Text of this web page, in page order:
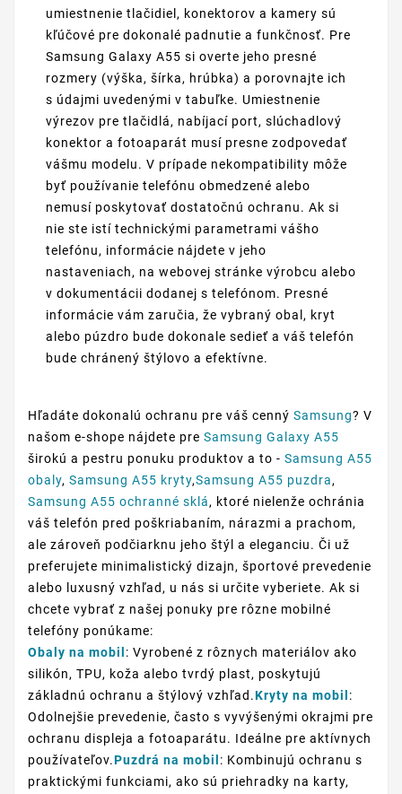
umiestnenie tlačidiel, konektorov a kamery sú
kľúčové pre dokonalé padnutie a funkčnosť. Pre
Samsung Galaxy A55 si overte jeho presné
rozmery (výška, šírka, hrúbka) a porovnajte ich
s údajmi uvedenými v tabuľke. Umiestnenie
výrezov pre tlačidlá, nabíjací port, slúchadlový
konektor a fotoaparát musí presne zodpovedať
vášmu modelu. V prípade nekompatibility môže
byť používanie telefónu obmedzené alebo
nemusí poskytovať dostatočnú ochranu. Ak si
nie ste istí technickými parametrami vášho
telefónu, informácie nájdete v jeho
nastaveniach, na webovej stránke výrobcu alebo
v dokumentácii dodanej s telefónom. Presné
informácie vám zaručia, že vybraný obal, kryt
alebo púzdro bude dokonale sedieť a váš telefón
bude chránený štýlovo a efektívne.
Hľadáte dokonalú ochranu pre váš cenný Samsung? V
našom e-shope nájdete pre Samsung Galaxy A55
širokú a pestru ponuku produktov a to - Samsung A55
obaly, Samsung A55 kryty,Samsung A55 puzdra,
Samsung A55 ochranné sklá, ktoré nielenže ochránia
váš telefón pred poškriabaním, nárazmi a prachom,
ale zároveň podčiarknu jeho štýl a eleganciu. Či už
preferujete minimalistický dizajn, športové prevedenie
alebo luxusný vzhľad, u nás si určite vyberiete. Ak si
chcete vybrať z našej ponuky pre rôzne mobilné
telefóny ponúkame:
Obaly na mobil : Vyrobené z rôznych materiálov ako
silikón, TPU, koža alebo tvrdý plast, poskytujú
základnú ochranu a štýlový vzhľad.Kryty na mobil :
Odolnejšie prevedenie, často s vyvýšenými okrajmi pre
ochranu displeja a fotoaparátu. Ideálne pre aktívnych
používateľov.Puzdrá na mobil : Kombinujú ochranu s
praktickými funkciami, ako sú priehradky na karty,